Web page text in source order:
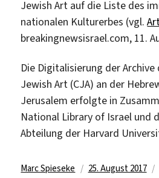
Jewish Art auf die Liste des
nationalen Kulturerbes (vgl.
breakingnewsisrael.com, 11.
Die Digitalisierung der
Jewish Art (CJA) an der
Jerusalem erfolgte in
National Library of Israel und
Abteilung der Harvard
Autor
Marc Spieseke
Veröffentlicht
25. August 2017